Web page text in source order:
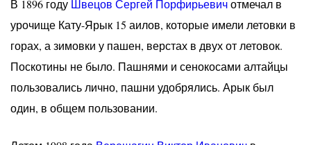
В 1896 году Швецов Сергей Порфирьевичотмечал в
урочище Кату-Ярык 15 аилов, которые имели летовки в
горах, а зимовки у пашен, верстах в двух от летовок.
Поскотины не было. Пашнями и сенокосами алтайцы
пользовались лично, пашни удобрялись. Арык был
один, в общем пользовании.